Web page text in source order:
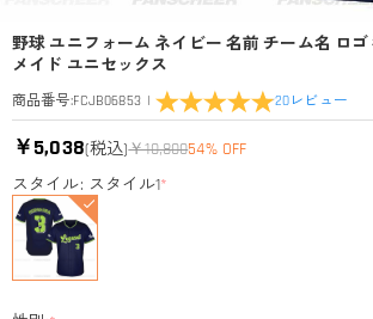
野球 ユニフォーム ネイビー 名前 チーム名 ロ
メイド ユニセックス
商品番号:FCJB06853 | 20 レビュー
￥5,038(税込)￥10,80054% OFF
スタイル: スタイル1*